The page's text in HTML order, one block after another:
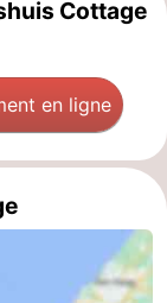
Cottage
en ligne